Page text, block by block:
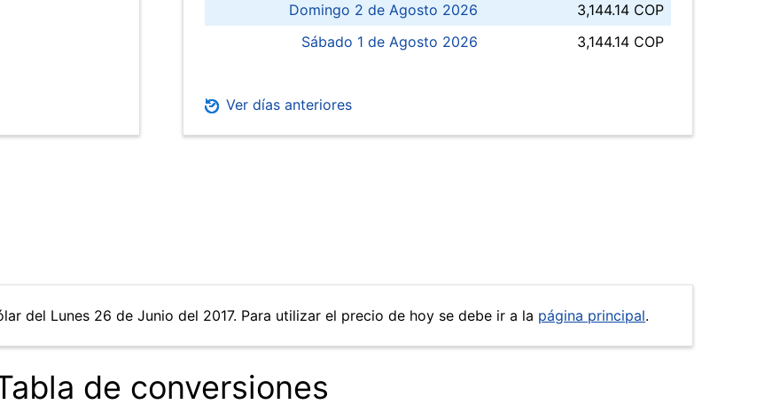
Domingo 2 de Agosto 2026
3,144.14 COP
Sábado 1 de Agosto 2026
3,144.14 COP
Ver días anteriores
del Lunes 26 de Junio del 2017. Para utilizar el precio de hoy se debe ir a la página principal.
de conversiones